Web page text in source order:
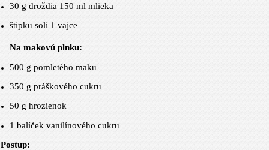
30 g droždia 150 ml mlieka
štipku soli 1 vajce
Na makovú plnku:
500 g pomletého maku
350 g práškového cukru
50 g hrozienok
1 balíček vanilínového cukru
Postup: